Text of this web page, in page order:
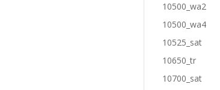
10500_wa2
10500_wa4
10525_sat
10650_tr
10700_sat